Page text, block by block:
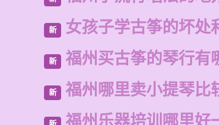
新 女孩子学古筝的坏处
新 福州买古筝的琴行有
新 福州哪里卖小提琴比
福州乐器培训哪里好